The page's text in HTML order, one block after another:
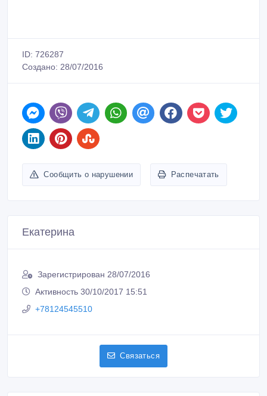
ID: 726287
Создано: 28/07/2016
Сообщить о нарушении Распечатать
Екатерина
Зарегистрирован 28/07/2016
Активность 30/10/2017 15:51
+78124545510
Связаться